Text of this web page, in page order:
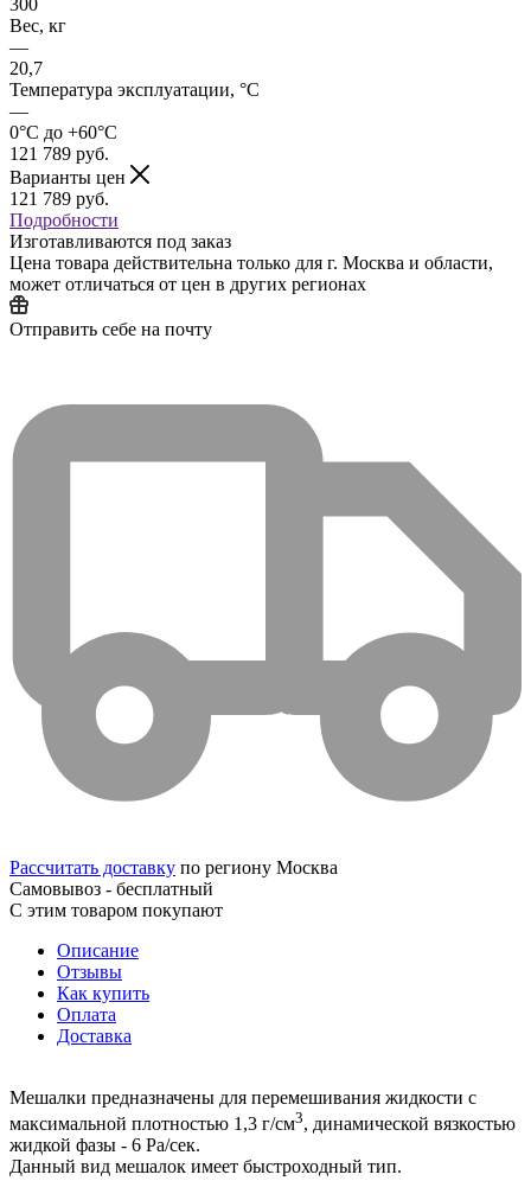
Вес, кг
—
20,7
Температура эксплуатации, °C
—
0°C до +60°C
121 789 руб.
Варианты цен
121 789 руб.
Подробности
Изготавливаются под заказ
Цена товара действительна только для г. Москва и области,
может отличаться от цен в других регионах
Отправить себе на почту
Рассчитать доставку по региону Москва
Самовывоз - бесплатный
С этим товаром покупают
Описание
Отзывы
Как купить
Оплата
Доставка
Мешалки предназначены для перемешивания жидкости с
максимальной плотностью 1,3 г/см3, динамической вязкостью
жидкой фазы ‐ 6 Ра/сек.
Данный вид мешалок имеет быстроходный тип.